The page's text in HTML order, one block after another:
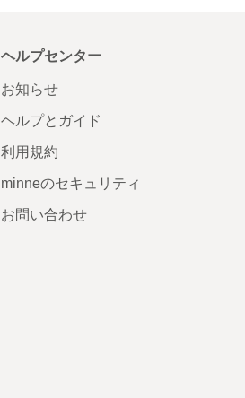
ヘルプセンター
お知らせ
ヘルプとガイド
利用規約
minneのセキュリティ
お問い合わせ